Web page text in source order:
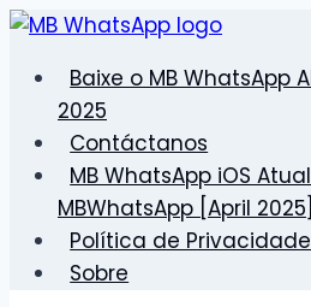
Pular
Conteúdo
Baixe o MB WhatsApp
2025
Contáctanos
MB WhatsApp iOS
MBWhatsApp [April 2025]
Política de Privacidade
Sobre